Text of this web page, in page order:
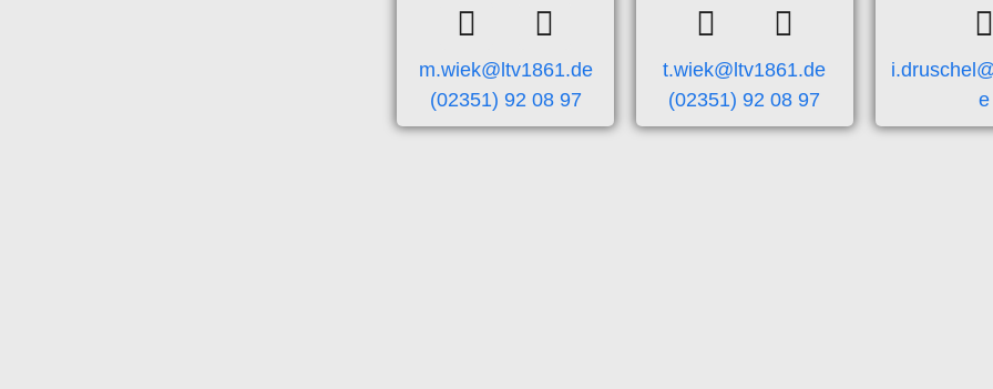
m.wiek@ltv1861.de
(02351) 92 08 97
t.wiek@ltv1861.de
(02351) 92 08 97
e